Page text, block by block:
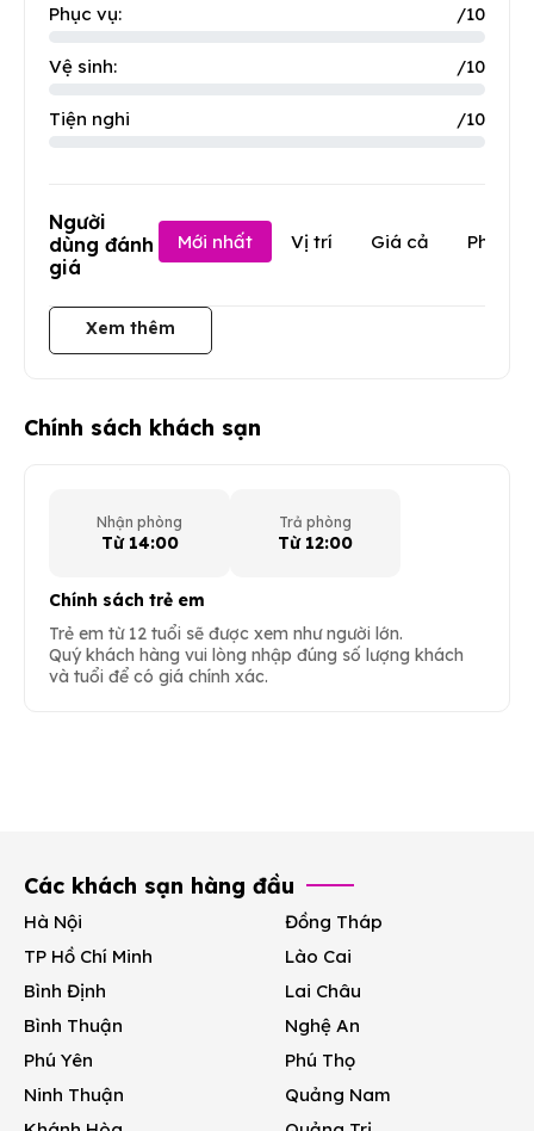
Phục vụ: /10
Vệ sinh: /10
Tiện nghi /10
Người
dùng đánh
giá
Mới nhất Vị trí Giá cả Phục
Xem thêm
Chính sách khách sạn
Nhận phòng
Từ 14:00
Trả phòng
Từ 12:00
Chính sách trẻ em
Trẻ em từ 12 tuổi sẽ được xem như người lớn.
Quý khách hàng vui lòng nhập đúng số lượng khách
và tuổi để có giá chính xác.
Các khách sạn hàng đầu
Hà Nội
TP Hồ Chí Minh
Bình Định
Bình Thuận
Phú Yên
Ninh Thuận
Đồng Tháp
Lào Cai
Lai Châu
Nghệ An
Phú Thọ
Quảng Nam